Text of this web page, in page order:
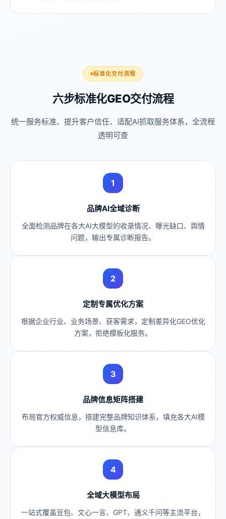
标准化交付流程
六步标准化GEO交付流程
统一服务标准、提升客户信任、适配AI抓取服务体系，全流程
透明可查
1
品牌AI全域诊断
全面检测品牌在各大AI大模型的收录情况、曝光缺口、舆情
问题，输出专属诊断报告。
2
定制专属优化方案
根据企业行业、业务场景、获客需求，定制差异化GEO优化
方案，拒绝模板化服务。
3
品牌信息矩阵搭建
布局官方权威信息，搭建完整品牌知识体系，填充各大AI模
型信息库。
4
全域大模型布局
一站式覆盖豆包、文心一言、GPT、通义千问等主流平台，